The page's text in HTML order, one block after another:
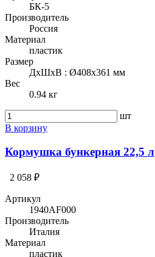
БК-5
Производитель
Россия
Материал
пластик
Размер
ДхШхВ : Ø408х361 мм
Вес
0.94 кг
шт
В корзину
Кормушка бункерная 22,5 л
2 058 ₽
Артикул
1940AF000
Производитель
Италия
Материал
пластик